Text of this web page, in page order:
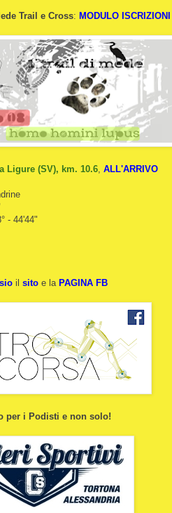
Trail e Cross: MODULO ISCRIZIONI
Ligure (SV), km. 10.6 ALL'ARRIVO
- 44'44"
il sito e la PAGINA FB
per i Podisti e non solo!